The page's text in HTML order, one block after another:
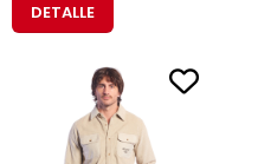
DETALLE